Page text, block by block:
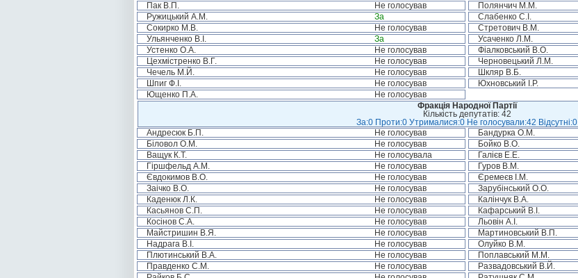
Пак В.П.
Не голосував Полянчич М.М.
Ружицький А.М.
За Слабенко С.І.
Сокирко М.В.
Не голосував Стретович В.М.
Ульянченко В.І.
За Усаченко Л.М.
Устенко О.А.
Не голосував Фіалковський В.О.
Цехмістренко В.Г.
Не голосував Черновецький Л.М.
Чечель М.Й.
Не голосував Шкляр В.Б.
Шпиг Ф.І.
Не голосував Юхновський І.Р.
Ющенко П.А.
Не голосував
Фракція Народної Партії
Кількість депутатів: 42
За:0 Проти:0 Утрималися:0 Не голосували:42 Відсутні:0
Андресюк Б.П.
Не голосував Бандурка О.М.
Біловол О.М.
Не голосував Бойко В.О.
Ващук К.Т.
Не голосувала Галієв Е.Е.
Гіршфельд А.М.
Не голосував Гуров В.М.
Євдокимов В.О.
Не голосував Єремеєв І.М.
Заічко В.О.
Не голосував Зарубінський О.О.
Каденюк Л.К.
Не голосував Калінчук В.А.
Касьянов С.П.
Не голосував Кафарський В.І.
Косінов С.А.
Не голосував Льовін А.І.
Майстришин В.Я.
Не голосував Мартиновський В.П.
Надрага В.І.
Не голосував Олуйко В.М.
Плютинський В.А.
Не голосував Поплавський М.М.
Правденко С.М.
Не голосував Развадовський В.Й.